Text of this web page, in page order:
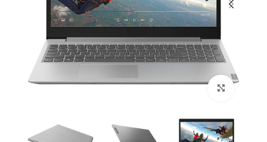
بزرگنمایی تصویر